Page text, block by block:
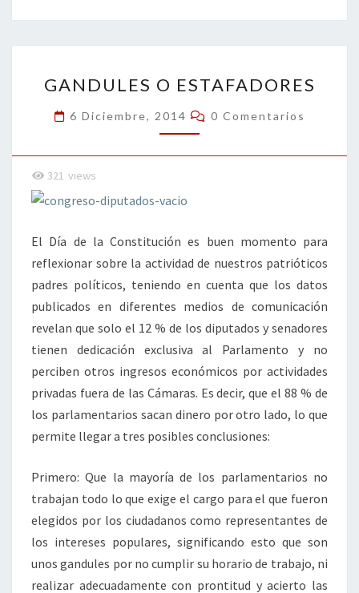
o
o
k
er dI
n
l
p
ar
tir
O
ESTAFADORES
GANDULES O ESTAFADORES
6 Diciembre, 2014 Comentarios
0 Comentarios
321 views
El Día de la Constitución es buen momento para
reflexionar sobre la actividad de nuestros patrióticos
padres políticos, teniendo en cuenta que los datos
publicados en diferentes medios de comunicación
revelan que solo el 12 % de los diputados y senadores
tienen dedicación exclusiva al Parlamento y no
perciben otros ingresos económicos por actividades
privadas fuera de las Cámaras. Es decir, que el 88 % de
los parlamentarios sacan dinero por otro lado, lo que
permite llegar a tres posibles conclusiones:
Primero: Que la mayoría de los parlamentarios no
trabajan todo lo que exige el cargo para el que fueron
elegidos por los ciudadanos como representantes de
los intereses populares, significando esto que son
unos gandules por no cumplir su horario de trabajo, ni
realizar adecuadamente con prontitud y acierto las